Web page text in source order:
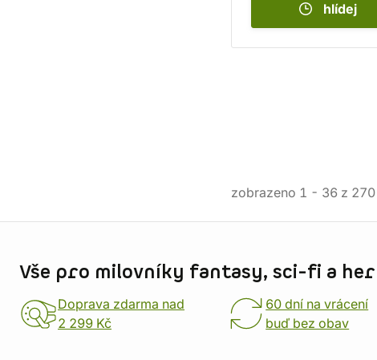
hlídej
zobrazeno 1 - 36 z 270
Vše pro milovníky fantasy, sci-fi a her
Doprava zdarma nad
2 299 Kč
60 dní na vrácení
buď bez obav